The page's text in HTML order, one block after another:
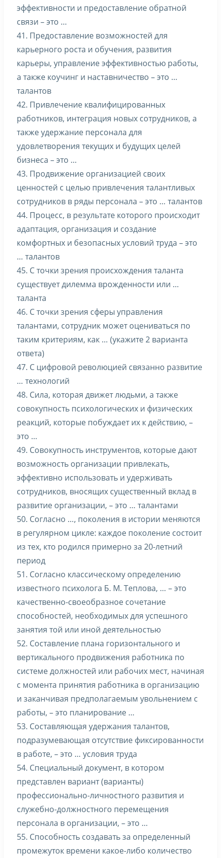
эффективности и предоставление обратной
связи – это …
41. Предоставление возможностей для
карьерного роста и обучения, развития
карьеры, управление эффективностью работы,
а также коучинг и наставничество – это …
талантов
42. Привлечение квалифицированных
работников, интеграция новых сотрудников, а
также удержание персонала для
удовлетворения текущих и будущих целей
бизнеса – это …
43. Продвижение организацией своих
ценностей с целью привлечения талантливых
сотрудников в ряды персонала – это … талантов
44. Процесс, в результате которого происходит
адаптация, организация и создание
комфортных и безопасных условий труда – это
… талантов
45. С точки зрения происхождения таланта
существует дилемма врожденности или …
таланта
46. С точки зрения сферы управления
талантами, сотрудник может оцениваться по
таким критериям, как … (укажите 2 варианта
ответа)
47. С цифровой революцией связанно развитие
… технологий
48. Сила, которая движет людьми, а также
совокупность психологических и физических
реакций, которые побуждает их к действию, –
это …
49. Совокупность инструментов, которые дают
возможность организации привлекать,
эффективно использовать и удерживать
сотрудников, вносящих существенный вклад в
развитие организации, – это … талантами
50. Согласно …, поколения в истории меняются
в регулярном цикле: каждое поколение состоит
из тех, кто родился примерно за 20-летний
период
51. Согласно классическому определению
известного психолога Б. М. Теплова, … – это
качественно-своеобразное сочетание
способностей, необходимых для успешного
занятия той или иной деятельностью
52. Составление плана горизонтального и
вертикального продвижения работника по
системе должностей или рабочих мест, начиная
с момента принятия работника в организацию
и заканчивая предполагаемым увольнением с
работы, – это планирование …
53. Составляющая удержания талантов,
подразумевающая отсутствие фиксированности
в работе, – это … условия труда
54. Специальный документ, в котором
представлен вариант (варианты)
профессионально-личностного развития и
служебно-должностного перемещения
персонала в организации, – это …
55. Способность создавать за определенный
промежуток времени какое-либо количество